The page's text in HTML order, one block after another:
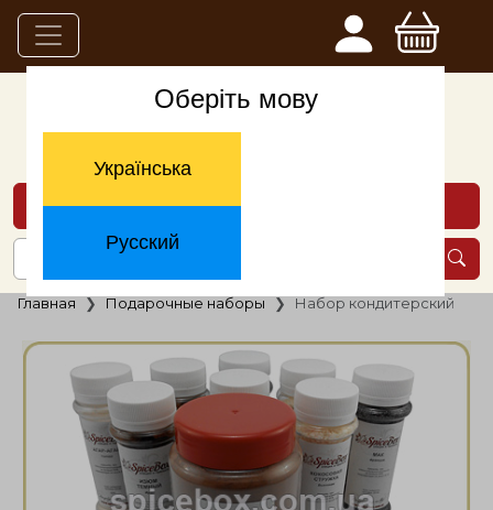
Каталог товаров
Главная Подарочные наборы Набор кондитерский
Оберіть мову
Українська
Русский